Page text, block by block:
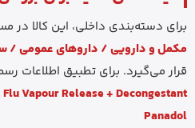
برای دسته‌بندی داخلی، این کالا در
مکمل و دارویی / داروهای عمومی /
قرار می‌گیرد. برای تطبیق اطلاعات
Panadol